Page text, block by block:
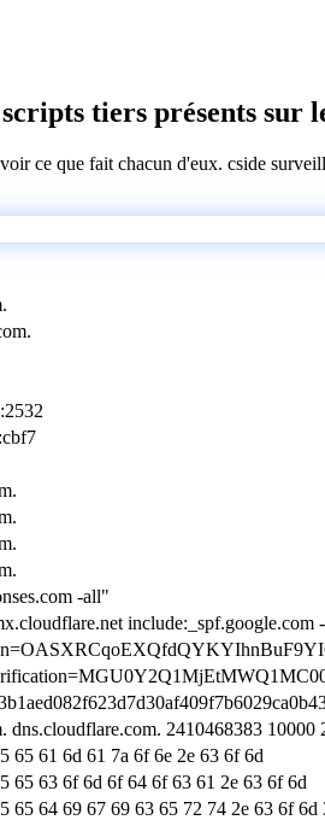
tiers présents sur
ce que fait chacun d'eux. cside
-all"
include:_spf.google.com
dns.cloudflare.com. 2410468383 10000
65 61 6d 61 7a 6f 6e 2e 63 6f 6d
65 63 6f 6d 6f 64 6f 63 61 2e 63 6f 6d
65 64 69 67 69 63 65 72 74 2e 63 6f